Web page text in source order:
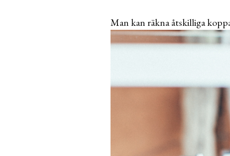
Man kan räkna åtskilliga